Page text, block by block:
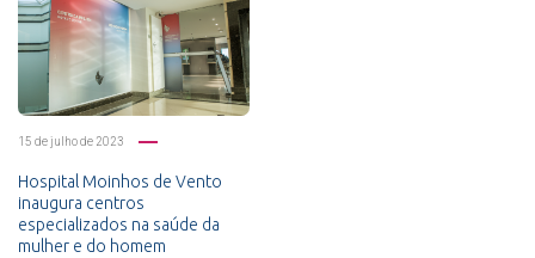
15 de julho de 2023
Hospital Moinhos de Vento
inaugura centros
especializados na saúde da
mulher e do homem